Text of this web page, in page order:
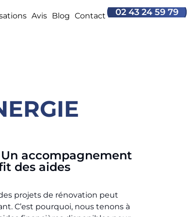
Avis Blog Contact 02 43 24 59 79
accompagnement
des aides
projets de rénovation peut
C’est pourquoi, nous tenons à